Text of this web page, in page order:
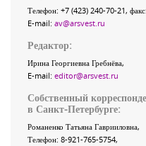
Телефон: +7 (423) 240-70-21, факс:
E-mail: av@arsvest.ru
Редактор:
Ирина Георгиевна Гребнёва,
E-mail: editor@arsvest.ru
Собственный
в Санкт-Петербурге:
Романенко Татьяна Гаврииловна,
Телефон: 8-921-765-5754,